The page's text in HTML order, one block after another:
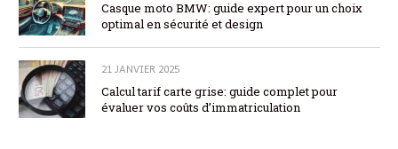
Casque moto BMW: guide expert pour un choix
optimal en sécurité et design
21 JANVIER 2025
Calcul tarif carte grise: guide complet pour
évaluer vos coûts d’immatriculation